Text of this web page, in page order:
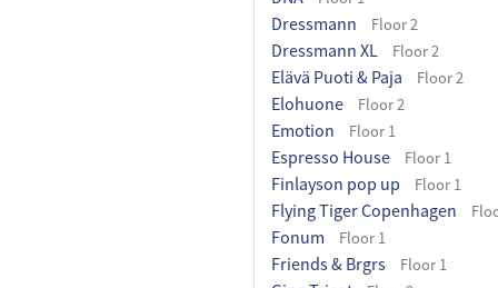
Dressmann Floor 2
Dressmann XL Floor 2
Elävä Puoti & Paja Floor 2
Elohuone Floor 2
Emotion Floor 1
Espresso House Floor 1
Finlayson pop up Floor 1
Flying Tiger Copenhagen
Fonum Floor 1
Friends & Brgrs Floor 1